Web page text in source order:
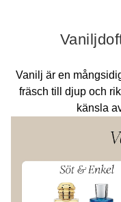
Vanilj är en
fräsch till djup och
känsla